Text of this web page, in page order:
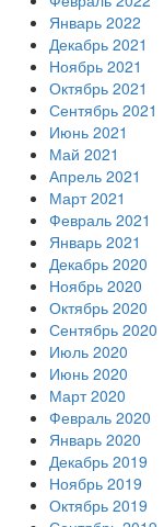
Январь 2022
Декабрь 2021
Ноябрь 2021
Октябрь 2021
Сентябрь 2021
Июнь 2021
Май 2021
Апрель 2021
Март 2021
Февраль 2021
Январь 2021
Декабрь 2020
Ноябрь 2020
Октябрь 2020
Сентябрь 2020
Июль 2020
Июнь 2020
Март 2020
Февраль 2020
Январь 2020
Декабрь 2019
Ноябрь 2019
Октябрь 2019